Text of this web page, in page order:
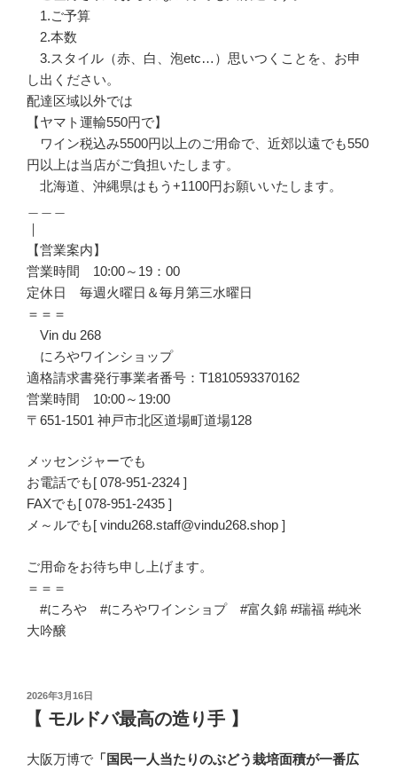
1.ご予算
2.本数
3.スタイル（赤、白、泡etc…）思いつくことを、お申
し出ください。
配達区域以外では
【ヤマト運輸550円で】
ワイン税込み5500円以上のご用命で、近郊以遠でも550
円以上は当店がご負担いたします。
北海道、沖縄県はもう+1100円お願いいたします。
｜
【営業案内】
営業時間 10:00～19：00
定休日 毎週火曜日＆毎月第三水曜日
＝＝＝
Vin du 268
にろやワインショップ
適格請求書発行事業者番号：T1810593370162
営業時間 10:00～19:00
〒651-1501 神戸市北区道場町道場128
メッセンジャーでも
お電話でも[ 078-951-2324 ]
FAXでも[ 078-951-2435 ]
メ～ルでも[ vindu268.staff@vindu268.shop ]
ご用命をお待ち申し上げます。
＝＝＝
#にろや #にろやワインショプ #富久錦 #瑞福 #純米
大吟醸
投
日:
2026年3月16日
【 モルドバ最高の造り手 】
大阪万博で 「国民一人当たりのぶどう栽培面積が一番広